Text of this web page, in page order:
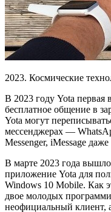
2023. Космические
В 2023 году Yota
бесплатное общение в
Yota могут
мессенджерах —
Messеnger, iMessage
В марте 2023 года
приложение Yota для
Windows 10 Mobile. Как
двое молодых
неофициальный клиент,